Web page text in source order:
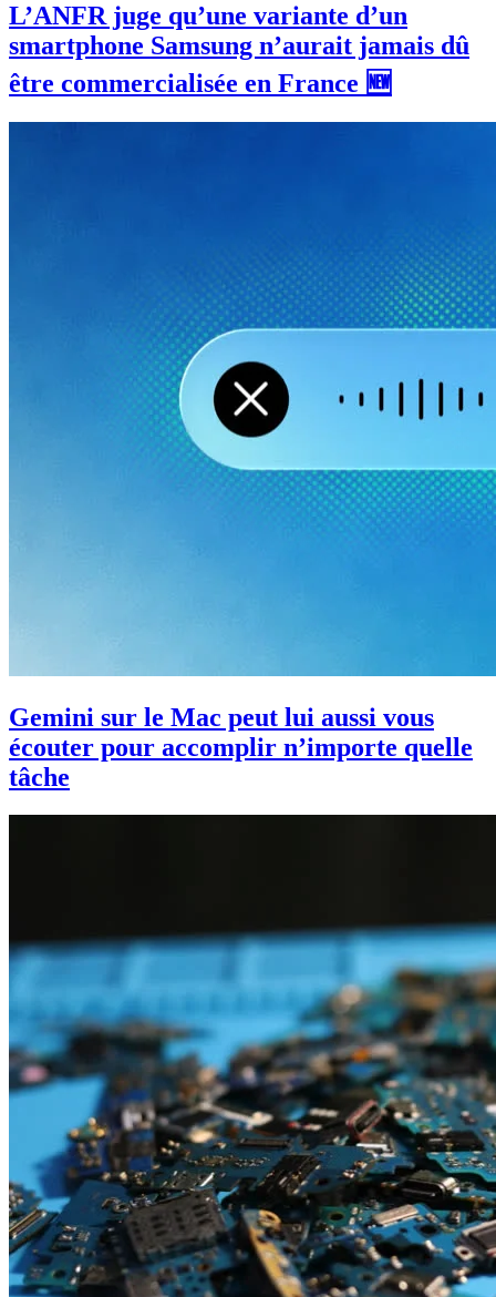
L’ANFR juge qu’une variante d’un
smartphone Samsung n’aurait jamais dû
être commercialisée en France 🆕
Gemini sur le Mac peut lui aussi vous
écouter pour accomplir n’importe quelle
tâche